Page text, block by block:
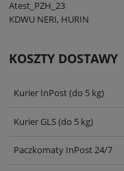
Atest_PZH_23
KDWU NERI, HURIN
KOSZTY DOSTAWY
Kurier InPost(do 5 kg)
Kurier GLS(do 5 kg)
Paczkomaty InPost 24/7